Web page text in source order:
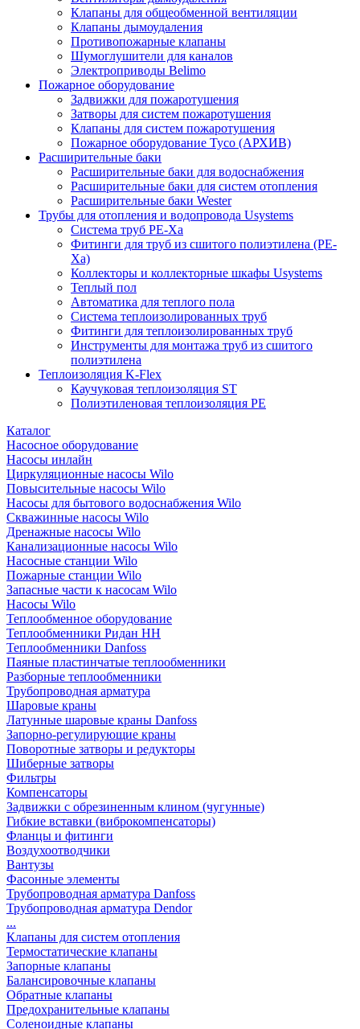
Клапаны для общеобменной вентиляции
Клапаны дымоудаления
Противопожарные клапаны
Шумоглушители для каналов
Электроприводы Belimo
Пожарное оборудование
Задвижки для пожаротушения
Затворы для систем пожаротушения
Клапаны для систем пожаротушения
Пожарное оборудование Tyco (АРХИВ)
Расширительные баки
Расширительные баки для водоснабжения
Расширительные баки для систем отопления
Расширительные баки Wester
Трубы для отопления и водопровода Usystems
Система труб PE-Xa
Фитинги для труб из сшитого полиэтилена (PE-
Xa)
Коллекторы и коллекторные шкафы Usystems
Теплый пол
Автоматика для теплого пола
Система теплоизолированных труб
Фитинги для теплоизолированных труб
Инструменты для монтажа труб из сшитого
полиэтилена
Теплоизоляция K-Flex
Каучуковая теплоизоляция ST
Полиэтиленовая теплоизоляция PE
Каталог
Насосное оборудование
Насосы инлайн
Циркуляционные насосы Wilo
Повысительные насосы Wilo
Насосы для бытового водоснабжения Wilo
Скважинные насосы Wilo
Дренажные насосы Wilo
Канализационные насосы Wilo
Насосные станции Wilo
Пожарные станции Wilo
Запасные части к насосам Wilo
Насосы Wilo
Теплообменное оборудование
Теплообменники Ридан НН
Теплообменники Danfoss
Паяные пластинчатые теплообменники
Разборные теплообменники
Трубопроводная арматура
Шаровые краны
Латунные шаровые краны Danfoss
Запорно-регулирующие краны
Поворотные затворы и редукторы
Шиберные затворы
Фильтры
Компенсаторы
Задвижки с обрезиненным клином (чугунные)
Гибкие вставки (виброкомпенсаторы)
Фланцы и фитинги
Воздухоотводчики
Вантузы
Фасонные элементы
Трубопроводная арматура Danfoss
Трубопроводная арматура Dendor
...
Клапаны для систем отопления
Термостатические клапаны
Запорные клапаны
Балансировочные клапаны
Обратные клапаны
Предохранительные клапаны
Соленоидные клапаны